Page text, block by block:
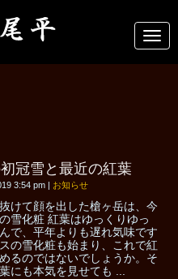
N
a
v
冠雪と最近の紅葉
3:54 pm| お知らせ
けて顔を出した槍ヶ岳は、今
雪化粧 紅葉はゆっくりゆっ
で、平年よりも遅れ気味です
の雪化粧も始まり、これで紅
るのではないでしょうか。そ
にも本気を見せても ...